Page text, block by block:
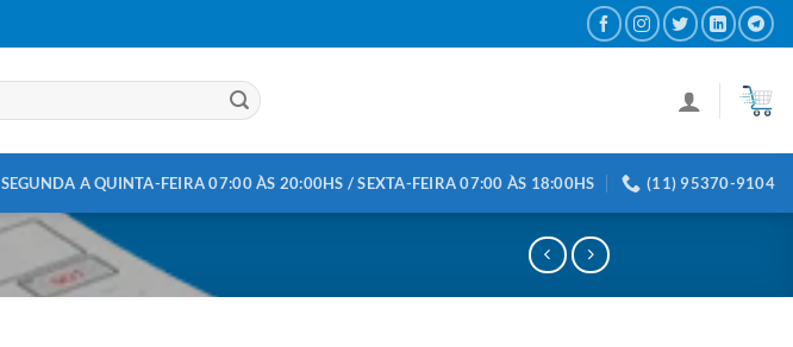
SEGUNDA A QUINTA-FEIRA 07:00 ÀS 20:00HS / SEXTA-FEIRA 07:00 ÀS 18:00HS (11) 95370-9104